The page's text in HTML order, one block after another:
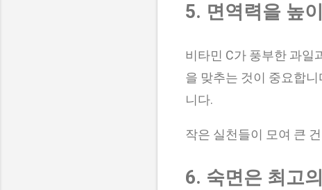
5. 면역력을 높
비타민 C가 풍부한 과일
을 맞추는 것이 중요합
니다.
작은 실천들이 모여 큰
6. 숙면은 최고